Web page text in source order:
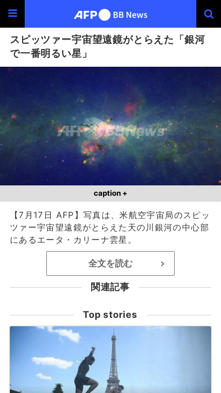
スピッツァー宇宙望遠鏡がとらえた「銀河
で一番明るい星」
caption +
【7月17日 AFP】写真は、米航空宇宙局のスピッ
ツァー宇宙望遠鏡がとらえた天の川銀河の中心部
にあるエータ・カリーナ雲星。
全文を読む >
関連記事
Top stories